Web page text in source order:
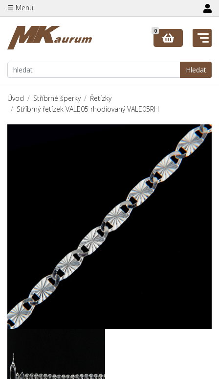
☰ Menu
Hledat
0
Úvod Stříbrné šperky
Řetízky
Stříbrný řetízek VALE05 rhodiovaný VALE05RH